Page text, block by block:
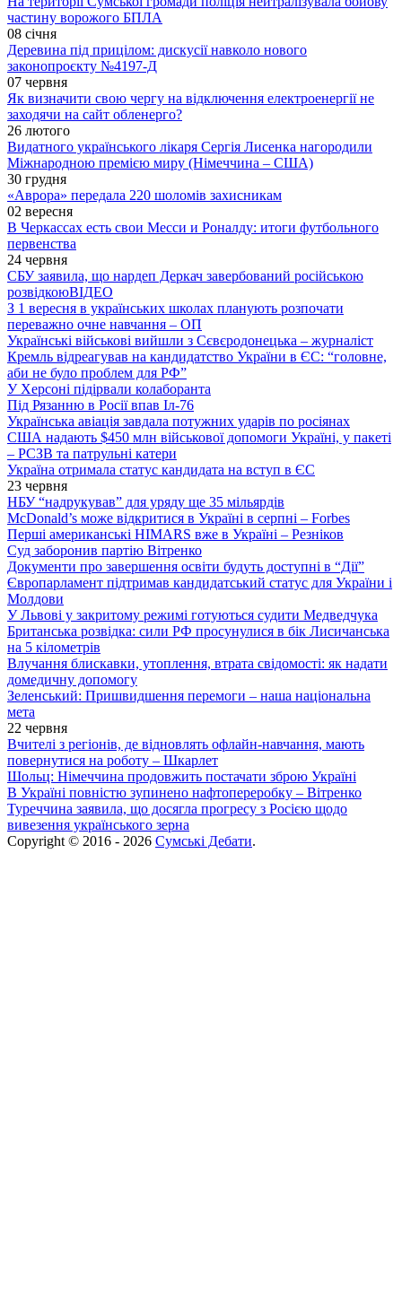
частину ворожого БПЛА
08 січня
Деревина під прицілом: дискусії навколо нового
законопроєкту №4197-Д
07 червня
Як визначити свою чергу на відключення електроенергії не
заходячи на сайт обленерго?
26 лютого
Видатного українського лікаря Сергія Лисенка нагородили
Міжнародною премією миру (Німеччина – США)
30 грудня
«Аврора» передала 220 шоломів захисникам
02 вересня
В Черкассах есть свои Месси и Роналду: итоги футбольного
первенства
24 червня
СБУ заявила, що нардеп Деркач завербований російською
розвідкоюВІДЕО
З 1 вересня в українських школах планують розпочати
переважно очне навчання – ОП
Українські військові вийшли з Сєвєродонецька – журналіст
Кремль відреагував на кандидатство України в ЄС: “головне,
аби не було проблем для РФ”
У Херсоні підірвали колаборанта
Під Рязанню в Росії впав Іл-76
Українська авіація завдала потужних ударів по росіянах
США надають $450 млн військової допомоги Україні, у пакеті
– РСЗВ та патрульні катери
Україна отримала статус кандидата на вступ в ЄС
23 червня
НБУ “надрукував” для уряду ще 35 мільярдів
McDonald’s може відкритися в Україні в серпні – Forbes
Перші американські HIMARS вже в Україні – Резніков
Суд заборонив партію Вітренко
Документи про завершення освіти будуть доступні в “Дії”
Європарламент підтримав кандидатський статус для України і
Молдови
У Львові у закритому режимі готуються судити Медведчука
Британська розвідка: сили РФ просунулися в бік Лисичанська
на 5 кілометрів
Влучання блискавки, утоплення, втрата свідомості: як надати
домедичну допомогу
Зеленський: Пришвидшення перемоги – наша національна
мета
22 червня
Вчителі з регіонів, де відновлять офлайн-навчання, мають
повернутися на роботу – Шкарлет
Шольц: Німеччина продовжить постачати зброю Україні
В Україні повністю зупинено нафтопереробку – Вітренко
Туреччина заявила, що досягла прогресу з Росією щодо
вивезення українського зерна
Copyright © 2016 - 2026 Сумські Дебати.